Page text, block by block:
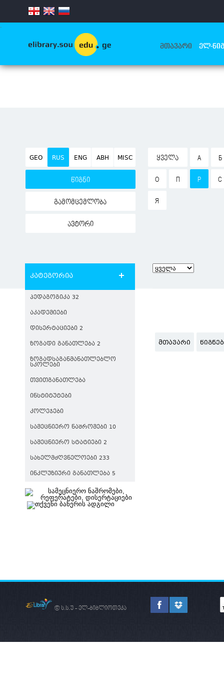
.
ᲛᲗᲐᲕᲐᲠᲘ ᲔᲚ-
GEO RUS ENG ABH MISC
წიგნი
გამომცემლობა
ავტორი
ᲧᲕᲔᲚᲐ А Б
О П Р С
Я
კატეგორია
ᲞᲔᲓᲐᲒᲝᲒᲘᲙᲐ 32
ᲐᲙᲐᲓᲔᲛᲘᲔᲑᲘ
ᲓᲘᲡᲔᲠᲢᲐᲪᲘᲔᲑᲘ 2
ᲖᲝᲒᲐᲓᲘ ᲒᲐᲜᲐᲗᲚᲔᲑᲐ 2
ᲖᲝᲒᲐᲓᲡᲐᲒᲐᲜᲛᲐᲜᲐᲗᲚᲔᲑᲚᲝ
ᲡᲙᲝᲚᲔᲑᲘ
ᲗᲕᲘᲗᲒᲐᲜᲐᲗᲚᲔᲑᲐ
ᲘᲜᲡᲢᲘᲢᲣᲢᲔᲑᲘ
ᲙᲝᲚᲔᲯᲔᲑᲘ
ᲡᲐᲛᲔᲪᲜᲘᲔᲠᲝ ᲜᲐᲨᲠᲝᲛᲔᲑᲘ 10
ᲡᲐᲛᲔᲪᲜᲘᲔᲠᲝ ᲡᲢᲐᲢᲘᲔᲑᲘ 2
ᲡᲐᲮᲔᲚᲛᲫᲦᲕᲜᲔᲚᲝᲔᲑᲘ 233
ᲘᲜᲙᲚᲣᲖᲘᲣᲠᲘ ᲒᲐᲜᲐᲗᲚᲔᲑᲐ 5
ᲛᲗᲐᲕᲐᲠᲘ
© ს.ს.უ - ელ-ბიბლიოთეკა